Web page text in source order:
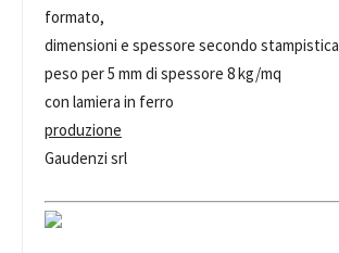
formato,
dimensioni e spessore secondo stampistica
peso per 5 mm di spessore 8 kg/mq
con lamiera in ferro
produzione
Gaudenzi srl